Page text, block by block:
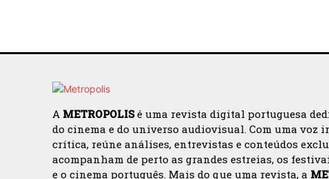
A METROPOLISé uma revista digital portuguesa
do cinema e do universo audiovisual. Com uma voz
crítica, reúne análises, entrevistas e conteúdos
acompanham de perto as grandes estreias, os
e o cinema português. Mais do que uma revista, a